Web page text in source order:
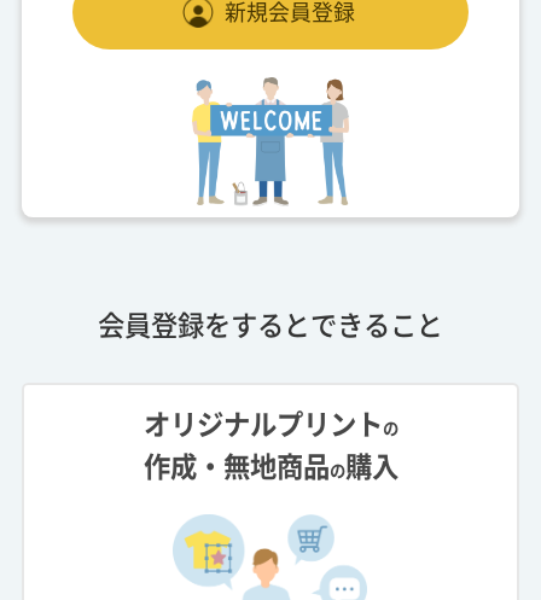
新規会員登録
会員登録をするとできること
オリジナルプリント の
作成・無地商品の購入